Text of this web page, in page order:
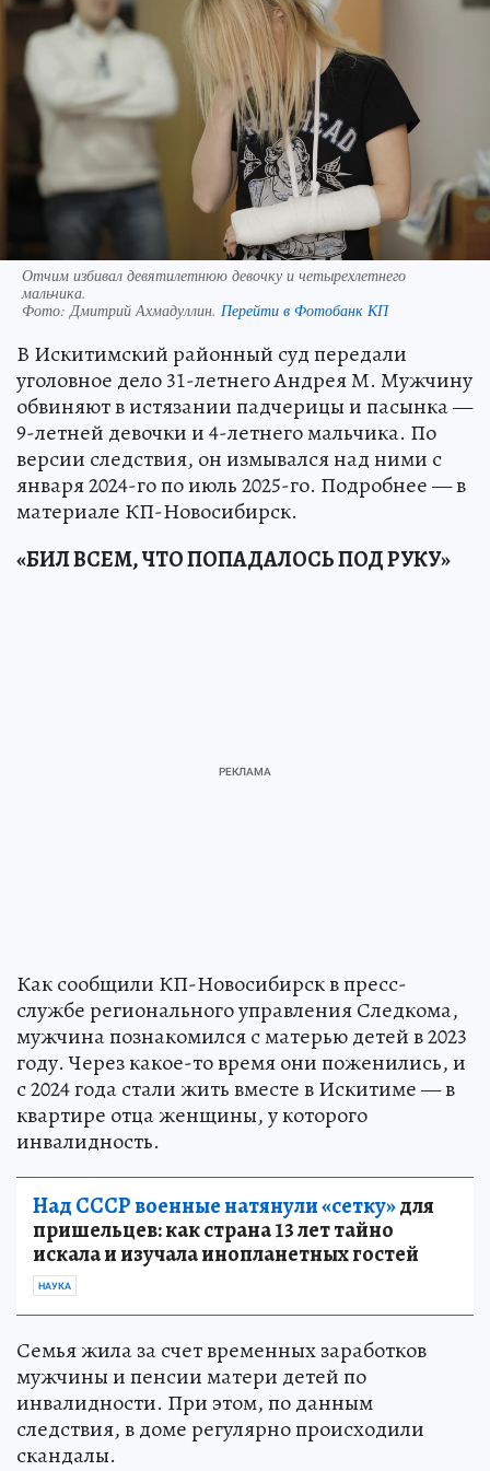
Отчим избивал девятилетнюю девочку и четырехлетнего
мальчика.
Фото: Дмитрий Ахмадуллин. Перейти в Фотобанк КП
В Искитимский районный суд передали
уголовное дело 31-летнего Андрея М. Мужчину
обвиняют в истязании падчерицы и пасынка —
9-летней девочки и 4-летнего мальчика. По
версии следствия, он измывался над ними с
января 2024-го по июль 2025-го. Подробнее — в
материале КП-Новосибирск.
«БИЛ ВСЕМ, ЧТО ПОПАДАЛОСЬ ПОД РУКУ»
Как сообщили КП-Новосибирск в пресс-
службе регионального управления Следкома,
мужчина познакомился с матерью детей в 2023
году. Через какое-то время они поженились, и
с 2024 года стали жить вместе в Искитиме — в
квартире отца женщины, у которого
инвалидность.
Над СССР военные натянули «сетку»для
пришельцев: как страна 13 лет тайно
искала и изучала инопланетных гостей
НАУКА
Семья жила за счет временных заработков
мужчины и пенсии матери детей по
инвалидности. При этом, по данным
следствия, в доме регулярно происходили
скандалы.